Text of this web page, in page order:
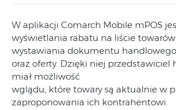
W aplikacji Comarch Mobile mPOS
wyświetlania rabatu na liście
wystawiania dokumentu
oraz oferty. Dzięki niej przedstawiciel
miał możliwość
wglądu, które towary są aktualnie w
zaproponowania ich kontrahentowi.